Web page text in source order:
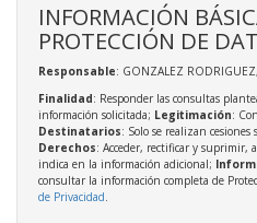
INFORMACIÓN
PROTECCIÓN DE
Responsable: GONZALEZ
Finalidad: Responder las consultas
información solicitada; Legitimación:
Destinatarios: Solo se realizan
Derechos: Acceder, rectificar y suprimir,
indica en la información adicional;
consultar la información completa de
de Privacidad.